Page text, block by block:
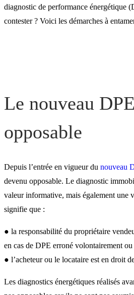
Dans quels
diagnostic
Comment
diagnostic de performance énergétique
contester ? Voici les démarches à
Le nouveau
opposable
Depuis l’entrée en vigueur du nouveau
devenu opposable. Le diagnostic
valeur informative, mais également une
signifie que :
● la responsabilité du propriétaire
en cas de DPE erroné volontairement ou
● l’acheteur ou le locataire est en droit
Les diagnostics énergétiques réalisés